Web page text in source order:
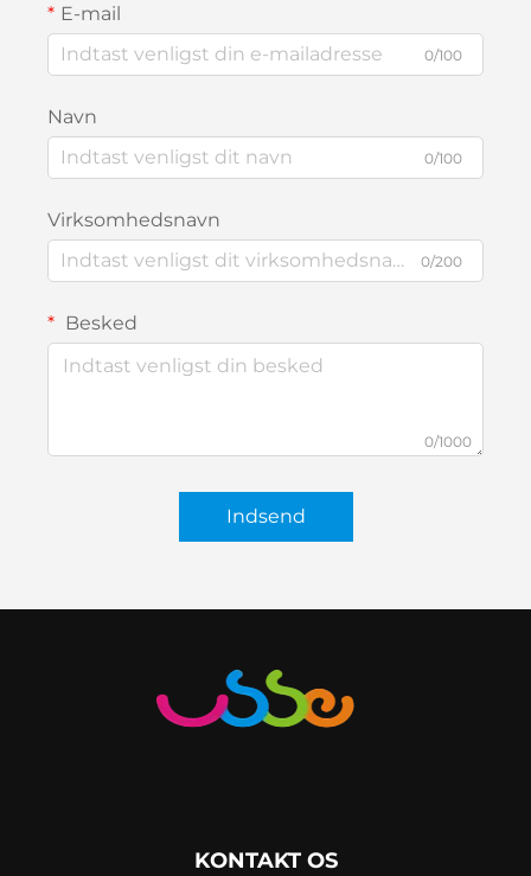
E-mail
0/100
Navn
0/100
Virksomhedsnavn
0/200
Besked
0/1000
Indsend
KONTAKT OS